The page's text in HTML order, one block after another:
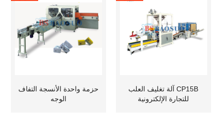
حزمة واحدة الأنسجة التفاف
الوجه
آلة تغليف العلب CP15B
للتجارة الإلكترونية